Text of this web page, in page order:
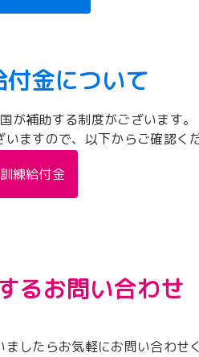
金について
が補助する制度がございます。
ますので、以下からご確認くだ
練給付金
るお問い合わせ
したらお気軽にお問い合わせく